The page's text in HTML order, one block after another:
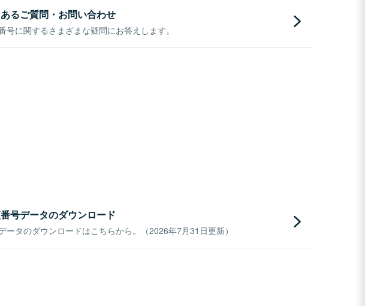
るご質問・お問い合わせ
号に関するさまざまな疑問にお答えします。
号データのダウンロード
ータのダウンロードはこちらから。（2026年7月31日更新）